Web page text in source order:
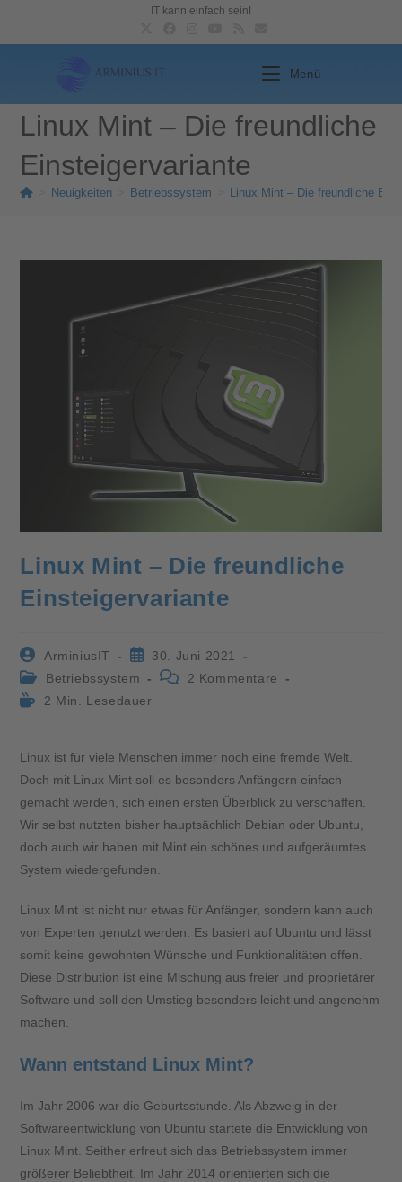
IT kann einfach sein!
Menü
Linux Mint – Die freundliche
Einsteigervariante
Neuigkeiten Betriebssystem Linux Mint – Die freundliche
Linux Mint – Die freundliche
Einsteigervariante
ArminiusIT
30. Juni 2021
Betriebssystem
2 Kommentare
2 Min. Lesedauer
Linux ist für viele Menschen immer noch eine fremde Welt.
Doch mit Linux Mint soll es besonders Anfängern einfach
gemacht werden, sich einen ersten Überblick zu verschaffen.
Wir selbst nutzten bisher hauptsächlich Debian oder Ubuntu,
doch auch wir haben mit Mint ein schönes und aufgeräumtes
System wiedergefunden.
Linux Mint ist nicht nur etwas für Anfänger, sondern kann auch
von Experten genutzt werden. Es basiert auf Ubuntu und lässt
somit keine gewohnten Wünsche und Funktionalitäten offen.
Diese Distribution ist eine Mischung aus freier und proprietärer
Software und soll den Umstieg besonders leicht und angenehm
machen.
Wann entstand Linux Mint?
Im Jahr 2006 war die Geburtsstunde. Als Abzweig in der
Softwareentwicklung von Ubuntu startete die Entwicklung von
Linux Mint. Seither erfreut sich das Betriebssystem immer
größerer Beliebtheit. Im Jahr 2014 orientierten sich die